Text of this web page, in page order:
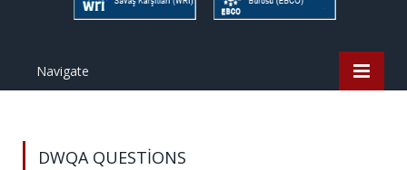
Navigate
DWQA QUESTIONS